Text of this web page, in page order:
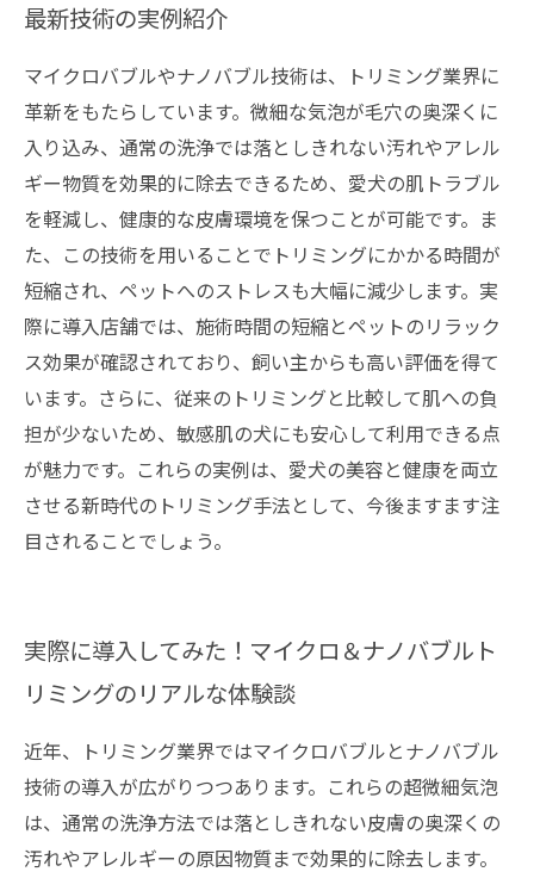
最新技術の実例紹介
マイクロバブルやナノバブル技術は、トリミング業界に
革新をもたらしています。微細な気泡が毛穴の奥深くに
入り込み、通常の洗浄では落としきれない汚れやアレル
ギー物質を効果的に除去できるため、愛犬の肌トラブル
を軽減し、健康的な皮膚環境を保つことが可能です。ま
た、この技術を用いることでトリミングにかかる時間が
短縮され、ペットへのストレスも大幅に減少します。実
際に導入店舗では、施術時間の短縮とペットのリラック
ス効果が確認されており、飼い主からも高い評価を得て
います。さらに、従来のトリミングと比較して肌への負
担が少ないため、敏感肌の犬にも安心して利用できる点
が魅力です。これらの実例は、愛犬の美容と健康を両立
させる新時代のトリミング手法として、今後ますます注
目されることでしょう。
実際に導入してみた！マイクロ＆ナノバブルト
リミングのリアルな体験談
近年、トリミング業界ではマイクロバブルとナノバブル
技術の導入が広がりつつあります。これらの超微細気泡
は、通常の洗浄方法では落としきれない皮膚の奥深くの
汚れやアレルギーの原因物質まで効果的に除去します。